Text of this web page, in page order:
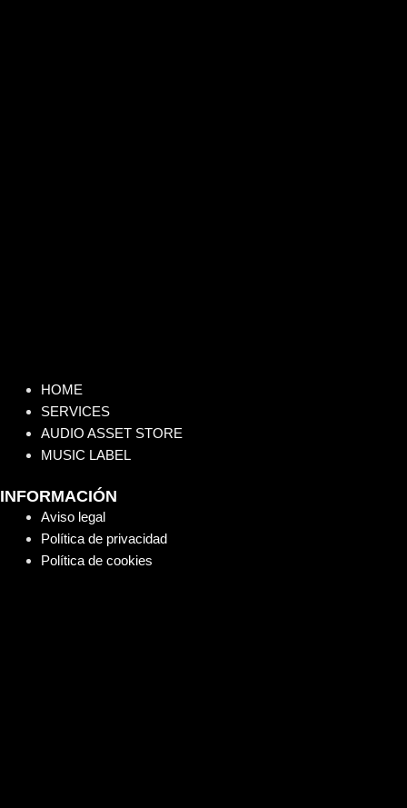
HOME
SERVICES
AUDIO ASSET STORE
MUSIC LABEL
INFORMACIÓN
Aviso legal
Política de privacidad
Política de cookies